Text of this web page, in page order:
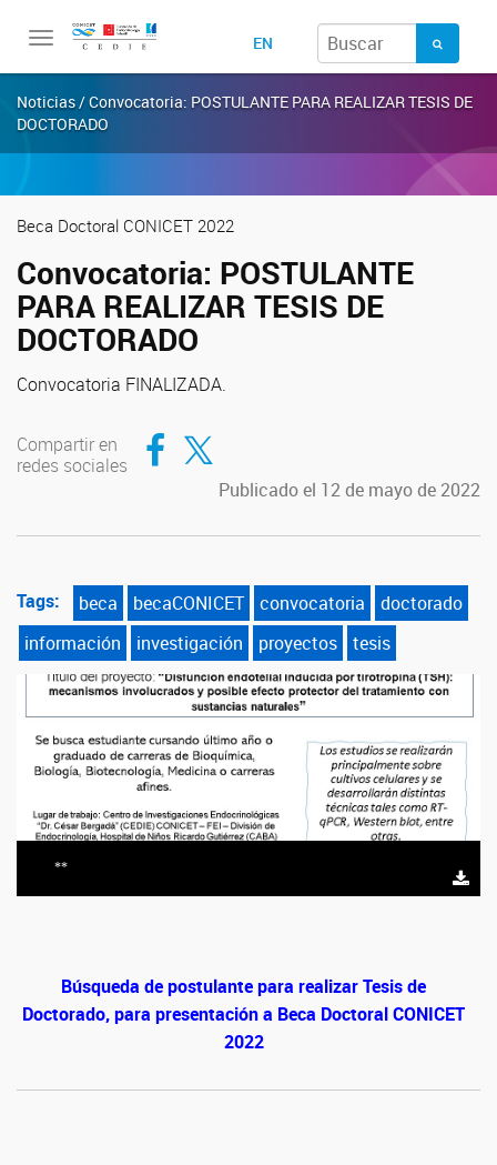
Toggle
EN
Noticias / Convocatoria: POSTULANTE PARA REALIZAR TESIS DE
DOCTORADO
Beca Doctoral CONICET 2022
Convocatoria: POSTULANTE
PARA REALIZAR TESIS DE
DOCTORADO
Convocatoria FINALIZADA.
Compartir en
redes sociales
Compartir en Facebook
Compartir en Twitter
Publicado el 12 de mayo de 2022
Tags: beca becaCONICET convocatoria
doctorado
información
investigación proyectos tesis
**
Búsqueda de postulante para realizar Tesis de
Doctorado,para presentación a Beca Doctoral CONICET
2022